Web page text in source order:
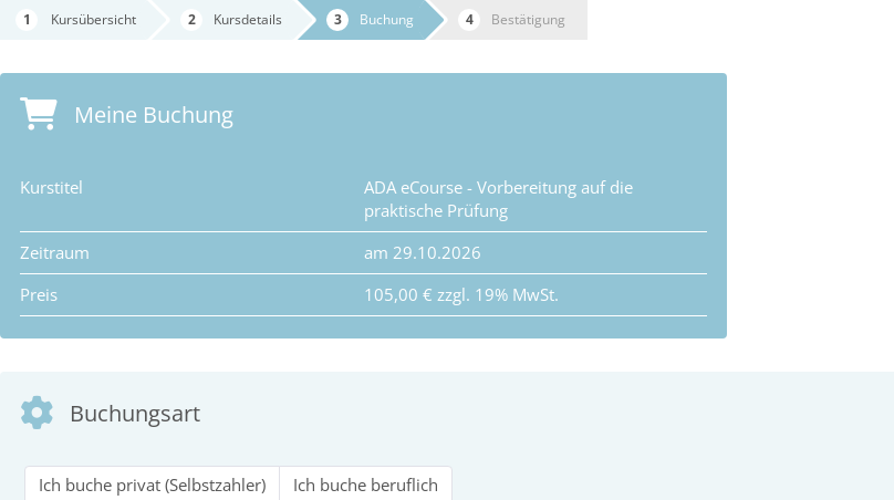
Kursübersicht Kursdetails Buchung Bestätigung
Meine Buchung
Kurstitel
ADA eCourse - Vorbereitung auf die
praktische Prüfung
Zeitraum
am 29.10.2026
Preis
105,00 € zzgl. 19% MwSt.
Buchungsart
Ich buche privat (Selbstzahler) Ich buche beruflich